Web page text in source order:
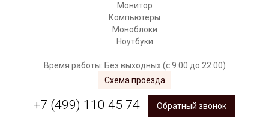
Монитор
Компьютеры
Моноблоки
Ноутбуки
Время работы: Без выходных (с 9:00 до 22:00)
Схема проезда
+7 (499) 110 45 74 Обратный звонок